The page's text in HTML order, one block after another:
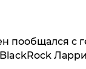
пообщался с
BlackRock